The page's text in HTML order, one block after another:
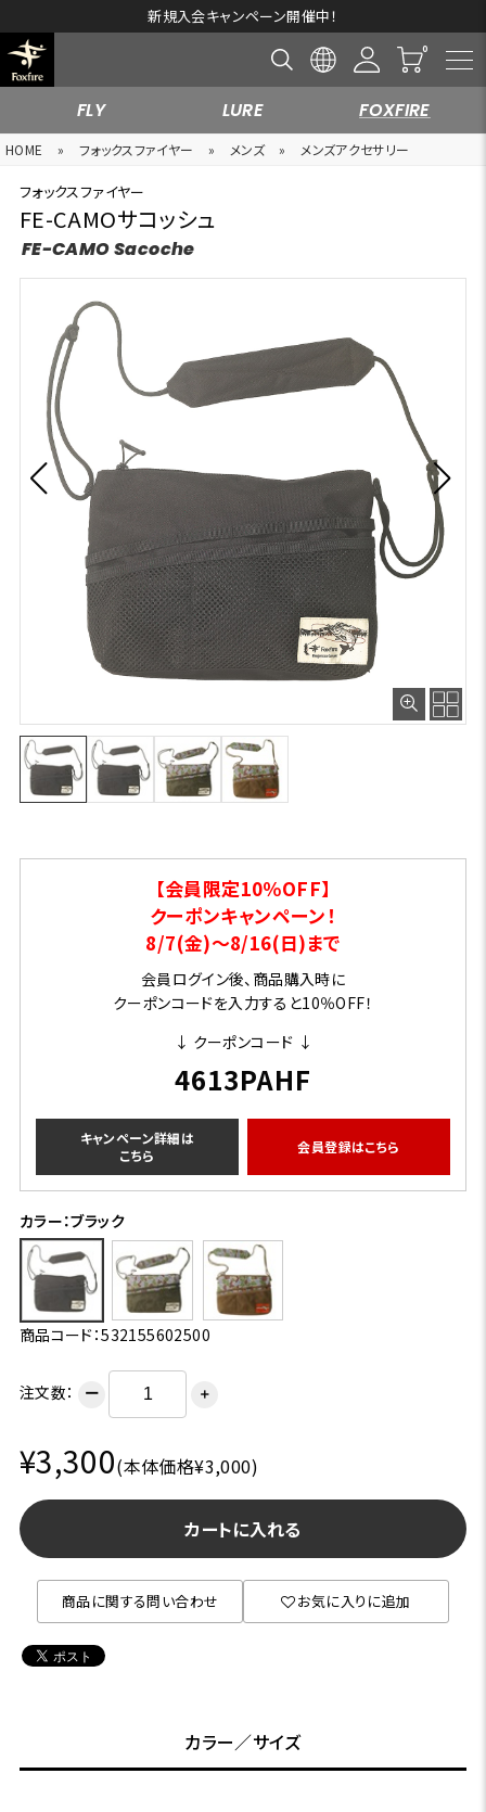
新規入会キャンペーン開催中！
FLY LURE FOXFIRE
HOME » フォックスファイヤー » メンズ » メンズアクセサリー
フォックスファイヤー
FE-CAMOサコッシュ
FE-CAMO Sacoche
【会員限定10％OFF】
クーポンキャンペーン！
8/7(金)～8/16(日)まで
会員ログイン後、商品購入時に
クーポンコードを入力すると10％OFF！
↓ クーポンコード ↓
4613PAHF
キャンペーン詳細は
こちら
会員登録はこちら
カラー：ブラック
商品コード：532155602500
注文数： ー ＋
¥3,300(本体価格¥3,000)
カートに入れる
商品に関する問い合わせ お気に入りに追加
カラー／サイズ